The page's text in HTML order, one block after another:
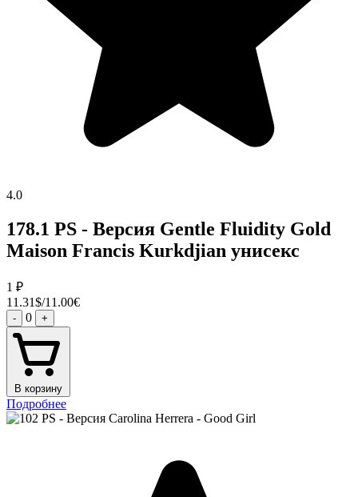
4.0
178.1 PS - Версия Gentle Fluidity Gold
Maison Francis Kurkdjian унисекс
1 ₽
11.31$/11.00€
- 0 +
В корзину
Подробнее